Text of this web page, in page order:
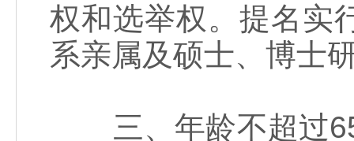
权和选举权。提名实
系亲属及硕士、博士
三、年龄不超过65